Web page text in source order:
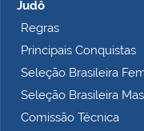
Judô
Regras
Principais Conquistas
Seleção Brasileira
Seleção Brasileira
Comissão Técnica